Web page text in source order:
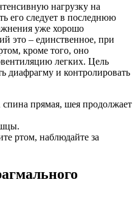
нагрузку на
его следует в последнюю
уже хорошо
это – единственное, при
кроме того, оно
легких. Цель
диафрагму и контролировать
спина прямая, шея продолжает
ртом, наблюдайте за